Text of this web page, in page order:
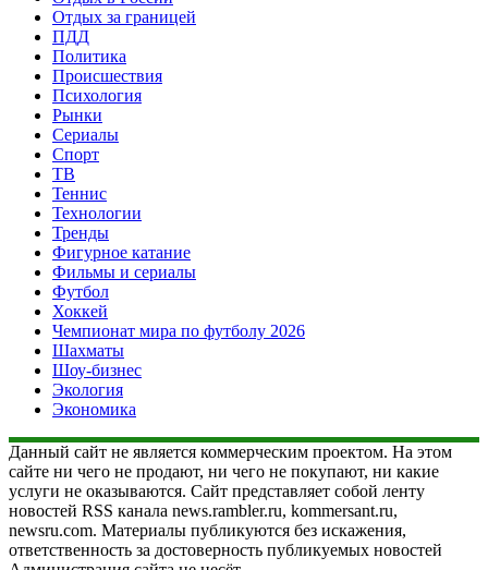
Отдых за границей
ПДД
Политика
Происшествия
Психология
Рынки
Сериалы
Спорт
ТВ
Теннис
Технологии
Тренды
Фигурное катание
Фильмы и сериалы
Футбол
Хоккей
Чемпионат мира по футболу 2026
Шахматы
Шоу-бизнес
Экология
Экономика
Данный сайт не является коммерческим проектом. На этом
сайте ни чего не продают, ни чего не покупают, ни какие
услуги не оказываются. Сайт представляет собой ленту
новостей RSS канала news.rambler.ru, kommersant.ru,
newsru.com. Материалы публикуются без искажения,
ответственность за достоверность публикуемых новостей